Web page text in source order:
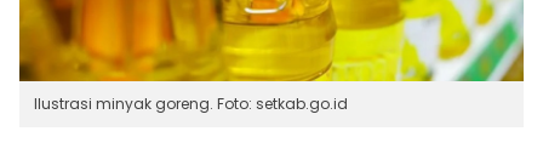
Ilustrasi minyak goreng. Foto: setkab.go.id